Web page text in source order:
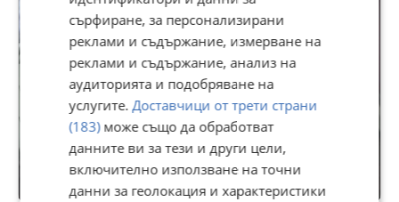
сърфиране, за персонализирани
реклами и съдържание, измерване на
реклами и съдържание, анализ на
аудиторията и подобряване на
услугите.Доставчици от трети страни
(183)може също да обработват
данните ви за тези и други цели,
включително използване на точни
данни за геолокация и характеристики